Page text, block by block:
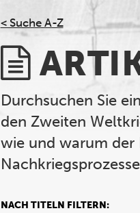
< Suche A-Z
Durchsuchen Sie
den Zweiten
wie und warum der
NACH TITELN FILTERN: